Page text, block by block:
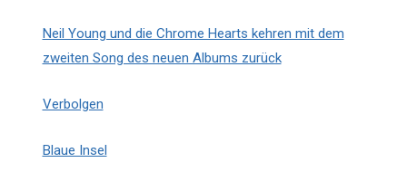
Neil Young und die Chrome Hearts kehren mit dem
zweiten Song des neuen Albums zurück
Verbolgen
Blaue Insel